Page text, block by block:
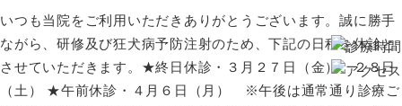
いつも当院をご利用いただきありがとうございます。誠に勝手
ながら、研修及び狂犬病予防注射のため、下記の日程を休診と
させていただきます。★終日休診・３月２７日（金）、２８日
（土） ★午前休診・４月６日（月） ※午後は通常通り診療ご